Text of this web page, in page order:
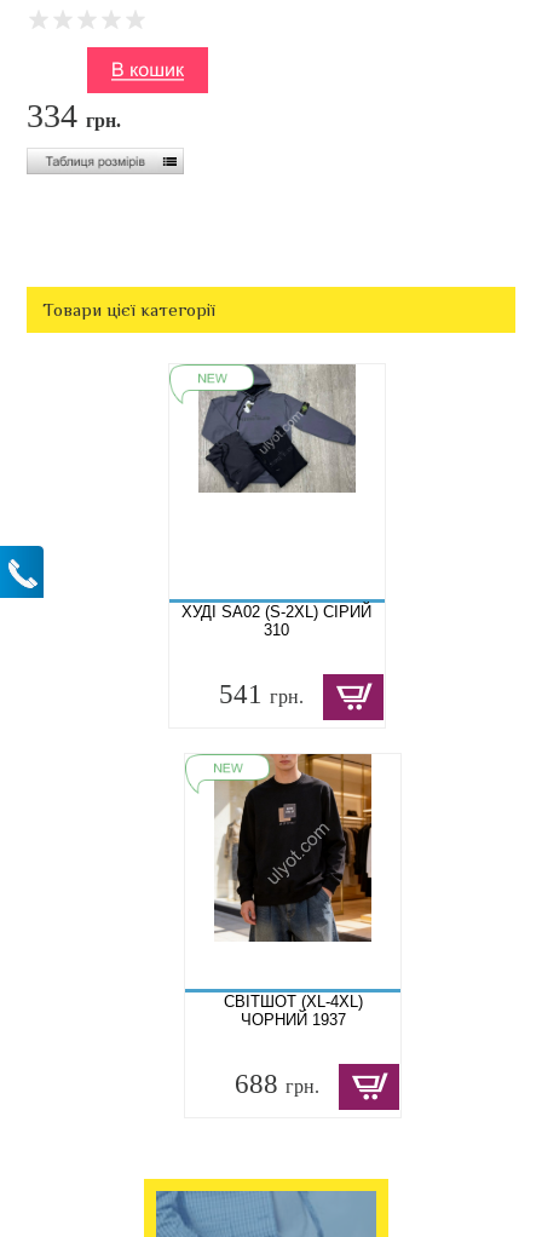
334грн.
Товари цієї категорії
ХУДІ SA02 (S-2XL) СІРИЙ
310
541 грн.
СВІТШОТ (XL-4XL)
ЧОРНИЙ 1937
688 грн.